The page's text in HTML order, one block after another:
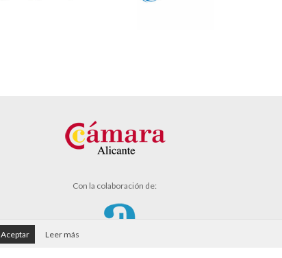
Con la colaboración de:
Aceptar Leer más